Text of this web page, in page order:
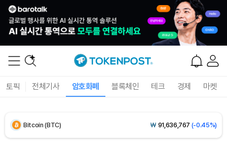
토픽 전체기사 암호화폐 블록체인 테크 경제 마켓
Bitcoin (BTC) ₩ 91,636,767 (-0.45%)